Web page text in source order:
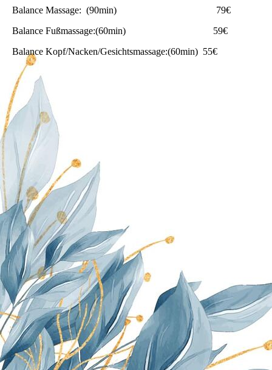
Balance Massage: (90min) 79€
Balance Fußmassage:(60min) 59€
Balance Kopf/Nacken/Gesichtsmassage:(60min) 55€